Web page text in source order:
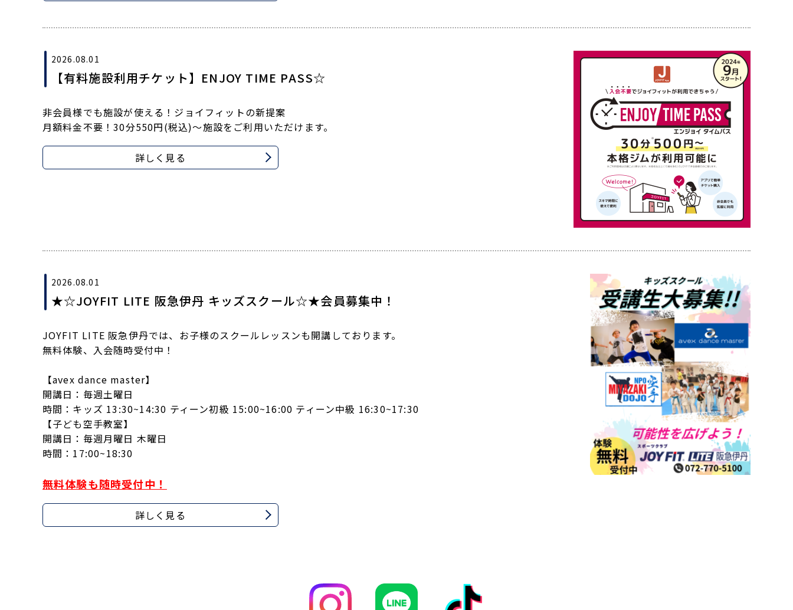
2026.08.01
【有料施設利用チケット】ENJOY TIME PASS☆
非会員様でも施設が使える！ジョイフィットの新提案
月額料金不要！30分550円(税込)～施設をご利用いただけます。
詳しく見る
2026.08.01
★☆JOYFIT LITE 阪急伊丹 キッズスクール☆★会員募集中！
JOYFIT LITE 阪急伊丹では、お子様のスクールレッスンも開講しております。
無料体験、入会随時受付中！
【avex dance master】
開講日：毎週土曜日
時間：キッズ 13:30~14:30 ティーン初級 15:00~16:00 ティーン中級 16:30~17:30
【子ども空手教室】
開講日：毎週月曜日 木曜日
時間：17:00~18:30
無料体験も随時受付中！
詳しく見る